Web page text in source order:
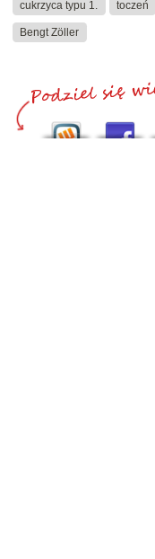
cukrzyca typu 1. toczeń
Bengt Zöller